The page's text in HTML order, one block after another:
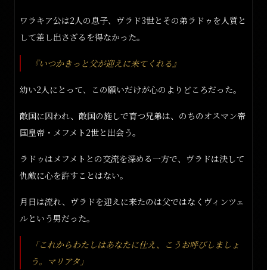
ワラキア公は2人の息子、ヴラド3世とその弟ラドゥを人質と
して差し出さざるを得なかった。
『いつかきっと父が迎えに来てくれる』
幼い2人にとって、この願いだけが心のよりどころだった。
敵国に囚われ、敵国の施しで育つ兄弟は、のちのオスマン帝
国皇帝・メフメト2世と出会う。
ラドゥはメフメトとの交流を深める一方で、ヴラドは決して
仇敵に心を許すことはない。
月日は流れ、ヴラドを迎えに来たのは父ではなくヴィンツェ
ルという男だった。
「これからわたしはあなたに仕え、こうお呼びしましょ
う。マリアタ」